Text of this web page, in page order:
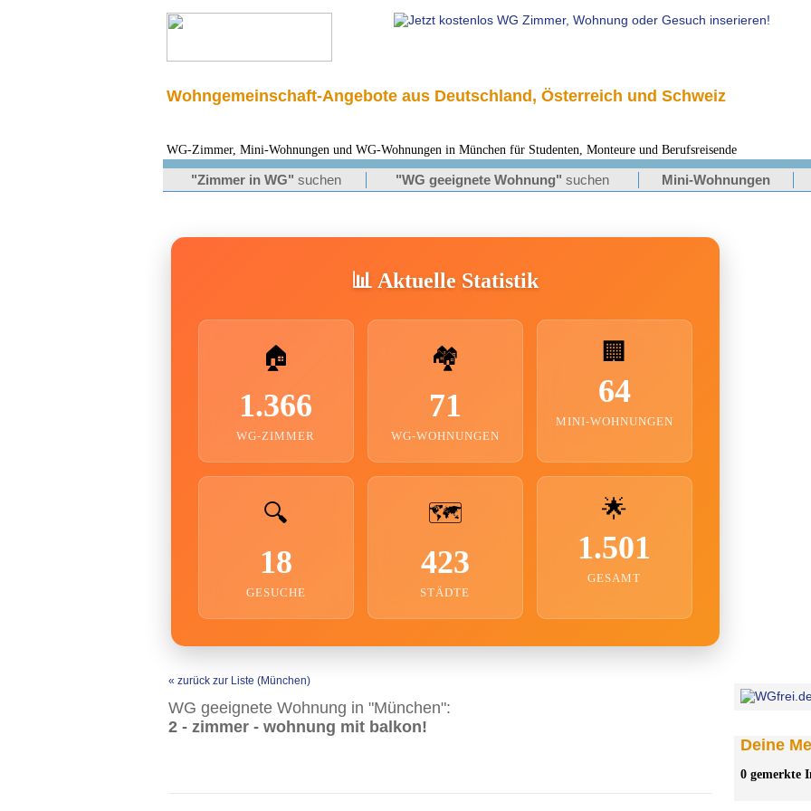
Wohngemeinschaft-Angebote aus Deutschland, Österreich und Schweiz
WG-Zimmer, Mini-Wohnungen und WG-Wohnungen in München für Studenten, Monteure und Berufsreisende
"Zimmer in WG" suchen "WG geeignete Wohnung" suchen Mini-Wohnungen
📊 Aktuelle Statistik
🏠
1.366
WG-ZIMMER
🏘️
71
WG-WOHNUNGEN
🏢
64
MINI-WOHNUNGEN
🔍
18
GESUCHE
🗺️
423
STÄDTE
🌟
1.501
GESAMT
« zurück zur Liste (München)
WG geeignete Wohnung in "München":
2 - zimmer - wohnung mit balkon!
Deine
0 gemerkte